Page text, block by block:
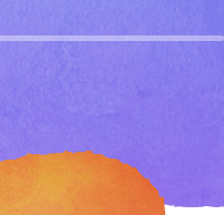
ちと一緒に、
働きませんか？